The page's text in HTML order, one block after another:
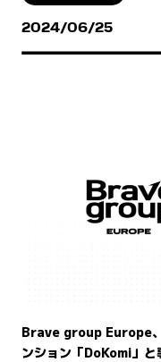
2024/06/25
Brave group Europe、
ンション「DoKomi」と